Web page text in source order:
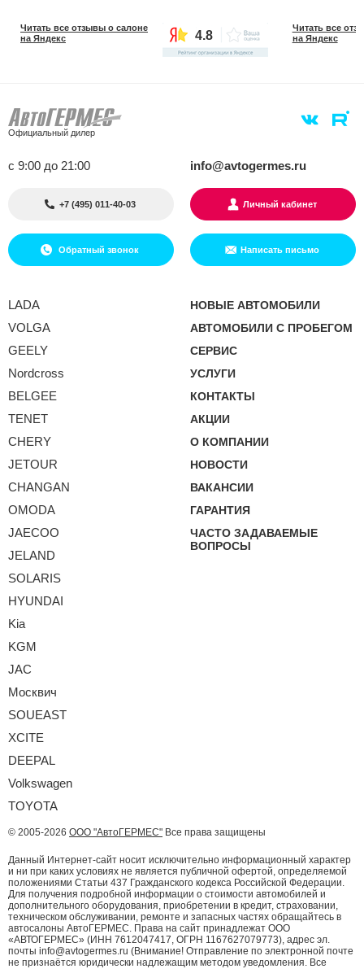
Читать все отзывы о салоне
на Яндекс
4.8
Читать все
на Яндекс
Официальный дилер
с 9:00 до 21:00 info@avtogermes.ru
+7 (495) 011-40-03 Личный кабинет
Обратный звонок Написать письмо
LADA
VOLGA
GEELY
Nordcross
BELGEE
TENET
CHERY
JETOUR
CHANGAN
OMODA
JAECOO
JELAND
SOLARIS
HYUNDAI
Kia
KGM
JAC
Москвич
SOUEAST
XCITE
DEEPAL
Volkswagen
TOYOTA
НОВЫЕ АВТОМОБИЛИ
АВТОМОБИЛИ С ПРОБЕГОМ
СЕРВИС
УСЛУГИ
КОНТАКТЫ
АКЦИИ
О КОМПАНИИ
НОВОСТИ
ВАКАНСИИ
ГАРАНТИЯ
ЧАСТО ЗАДАВАЕМЫЕ
ВОПРОСЫ
© 2005-2026 ООО "АвтоГЕРМЕС" Все права защищены
Данный Интернет-сайт носит исключительно информационный характер
и ни при каких условиях не является публичной офертой, определяемой
положениями Статьи 437 Гражданского кодекса Российской Федерации.
Для получения подробной информации о стоимости автомобилей и
дополнительного оборудования, приобретении в кредит, страховании,
техническом обслуживании, ремонте и запасных частях обращайтесь в
автосалоны АвтоГЕРМЕС. Права на сайт принадлежат ООО
«АВТОГЕРМЕС» (ИНН 7612047417, ОГРН 1167627079773), адрес эл.
почты info@avtogermes.ru (Внимание! Отправление по электронной почте
не признаётся юридически надлежащим методом уведомления. Все